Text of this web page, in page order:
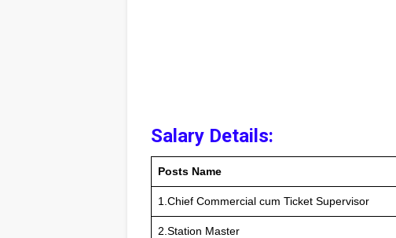
Salary Details:
Posts Name
1.Chief Commercial cum Ticket Supervisor
2.Station Master